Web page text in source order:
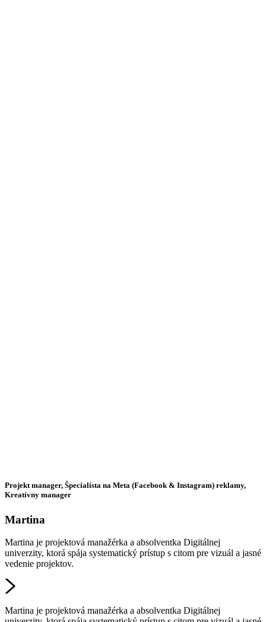
Projekt manager, Špecialista na Meta (Facebook & Instagram) reklamy,
Kreatívny manager
Martina
Martina je projektová manažérka a absolventka Digitálnej
univerzity, ktorá spája systematický prístup s citom pre vizuál a jasné
vedenie projektov.
Martina je projektová manažérka a absolventka Digitálnej